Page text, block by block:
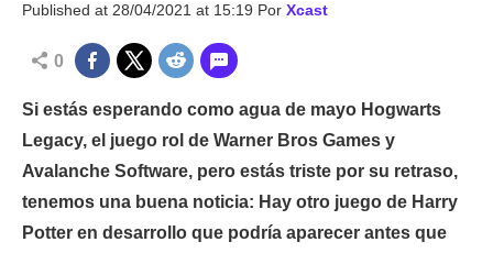
Published at 28/04/2021 at 15:19 Por Xcast
0
Si estás esperando como agua de mayo Hogwarts
Legacy, el juego rol de Warner Bros Games y
Avalanche Software, pero estás triste por su retraso,
tenemos una buena noticia: Hay otro juego de Harry
Potter en desarrollo que podría aparecer antes que